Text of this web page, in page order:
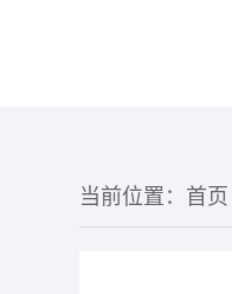
当前位置： 首页